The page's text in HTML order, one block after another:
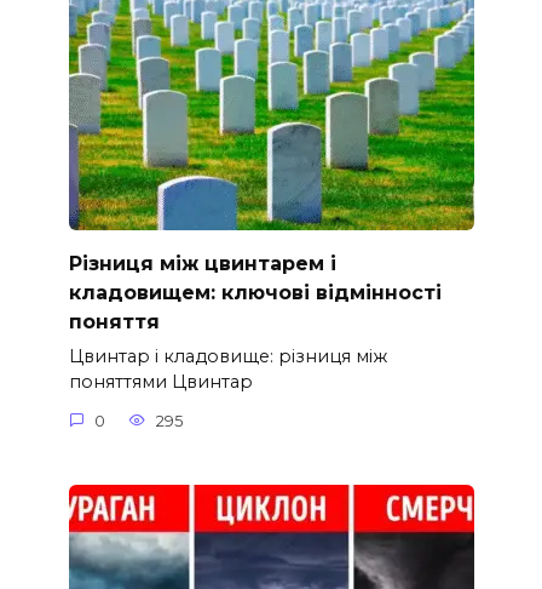
Різниця між цвинтарем і
кладовищем: ключові відмінності
поняття
Цвинтар і кладовище: різниця між
поняттями Цвинтар
0 295